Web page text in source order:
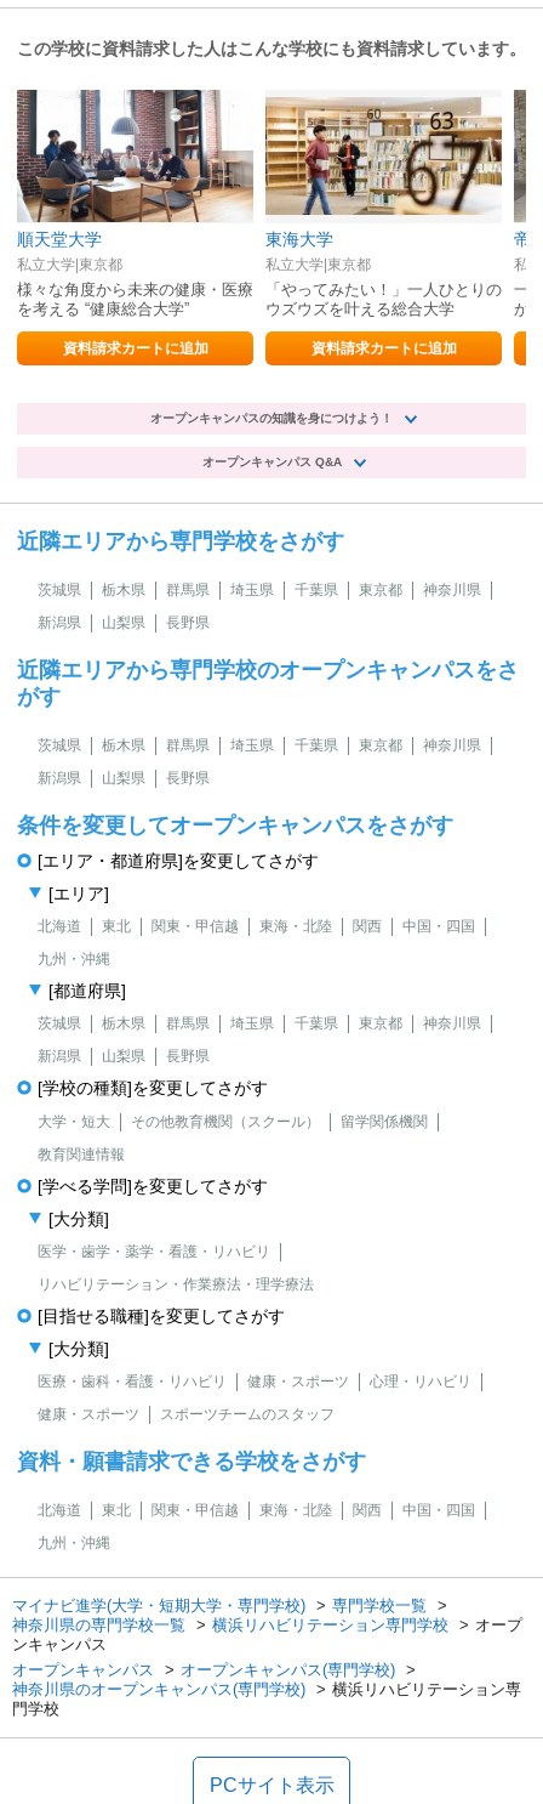
この学校に資料請求した人はこんな学校にも資料請求しています。
順天堂大学
私立大学|東京都
様々な角度から未来の健康・医療
を考える “健康総合大学”
資料請求カートに追加
東海大学
私立大学|東京都
「やってみたい！」一人ひとりの
ウズウズを叶える総合大学
資料請求カートに追加
帝
私
一
か
オープンキャンパスの知識を身につけよう！
オープンキャンパス Q&A
近隣エリアから専門学校をさがす
茨城県 栃木県 群馬県 埼玉県 千葉県 東京都
神奈川県
新潟県
山梨県 長野県
近隣エリアから専門学校のオープンキャンパスをさ
がす
茨城県 栃木県 群馬県 埼玉県 千葉県 東京都
神奈川県
新潟県
山梨県 長野県
条件を変更してオープンキャンパスをさがす
[エリア・都道府県]を変更してさがす
[エリア]
北海道 東北 関東・甲信越 東海・北陸 関西
中国・四国
九州・沖縄
[都道府県]
茨城県 栃木県 群馬県 埼玉県 千葉県 東京都
神奈川県
新潟県
山梨県 長野県
[学校の種類]を変更してさがす
大学・短大 その他教育機関（スクール）
留学関係機関
教育関連情報
[学べる学問]を変更してさがす
[大分類]
医学・歯学・薬学・看護・リハビリ
リハビリテーション・作業療法・理学療法
[目指せる職種]を変更してさがす
[大分類]
医療・歯科・看護・リハビリ 健康・スポーツ
心理・リハビリ
健康・スポーツ
スポーツチームのスタッフ
資料・願書請求できる学校をさがす
北海道 東北 関東・甲信越 東海・北陸 関西
中国・四国
九州・沖縄
マイナビ進学(大学・短期大学・専門学校)
専門学校一覧
神奈川県の専門学校一覧
横浜リハビリテーション専門学校
オープ
ンキャンパス
オープンキャンパス
オープンキャンパス(専門学校)
神奈川県のオープンキャンパス(専門学校)
横浜リハビリテーション専
門学校
PCサイト表示